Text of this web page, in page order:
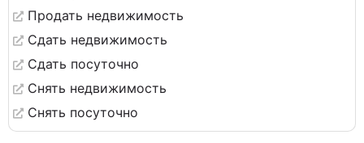
Продать недвижимость
Сдать недвижимость
Сдать посуточно
Снять недвижимость
Снять посуточно